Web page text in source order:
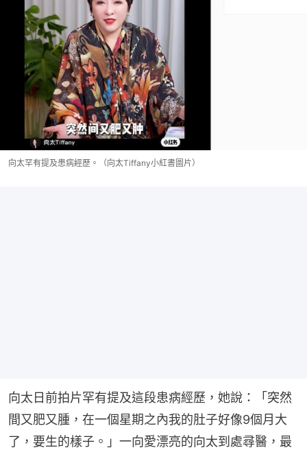
向太罕有提及患病經歷。（向太Tiffany小紅書圖片）
向太日前拍片罕有提及這段患病經歷，她說：「突然
間又肥又腫，在一個星期之內我的肚子好像9個月大
了，要生的樣子。」一向愛漂亮的向太到處尋醫，最